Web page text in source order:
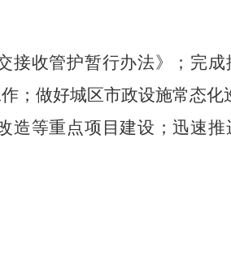
接收管护暂行办法》；完成
；做好城区市政设施常态化
造等重点项目建设；迅速